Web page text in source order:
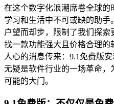
在这个数字化浪潮席卷全球的
学习和生活中不可或缺的助手
户望而却步，限制了我们探
找一款功能强大且价格合理
人心的消息传来：9.1免费版
无疑是软件行业的一场革命
可能的大门。